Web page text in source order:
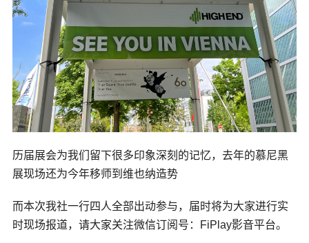
历届展会为我们留下很多印象深刻的记忆，去年的慕尼黑
展现场还为今年移师到维也纳造势
而本次我社一行四人全部出动参与，届时将为大家进行实
时现场报道，请大家关注微信订阅号：
FiPlay影音平台。